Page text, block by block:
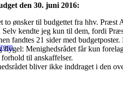
den 30. juni 2016:
to ønsker til budgettet fra hhv.
kendte jeg kun til dem, fordi
fandtes 21 sider med
flygel: Menighedsrådet får kun
til anskaffelser.
bliver ikke inddraget i den